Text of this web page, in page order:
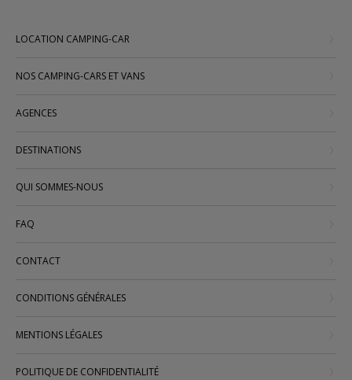
LOCATION CAMPING-CAR
NOS CAMPING-CARS ET VANS
AGENCES
DESTINATIONS
QUI SOMMES-NOUS
FAQ
CONTACT
CONDITIONS GÉNÉRALES
MENTIONS LÉGALES
POLITIQUE DE CONFIDENTIALITÉ